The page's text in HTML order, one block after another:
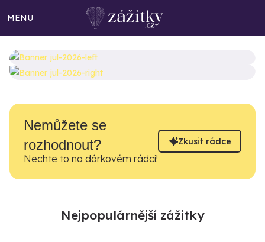
MENU
Nemůžete se
rozhodnout?
Nechte to na dárkovém rádci!
Zkusit rádce
Nejpopulárnější zážitky